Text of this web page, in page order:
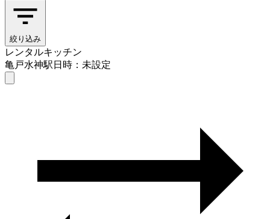
絞り込み
レンタルキッチン
亀戸水神駅日時：未設定